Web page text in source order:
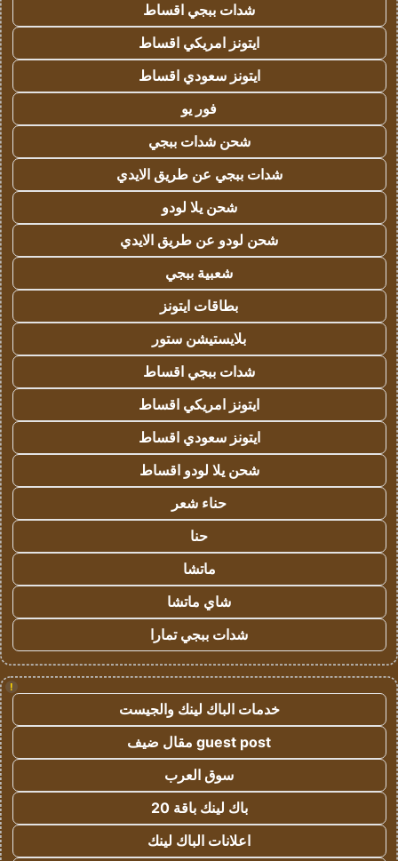
شدات ببجي اقساط
ايتونز امريكي اقساط
ايتونز سعودي اقساط
فور يو
شحن شدات ببجي
شدات ببجي عن طريق الايدي
شحن يلا لودو
شحن لودو عن طريق الايدي
شعبية ببجي
بطاقات ايتونز
بلايستيشن ستور
شدات ببجي اقساط
ايتونز امريكي اقساط
ايتونز سعودي اقساط
شحن يلا لودو اقساط
حناء شعر
حنا
ماتشا
شاي ماتشا
شدات ببجي تمارا
!
خدمات الباك لينك والجيست
guest post مقال ضيف
سوق العرب
باك لينك باقة 20
اعلانات الباك لينك